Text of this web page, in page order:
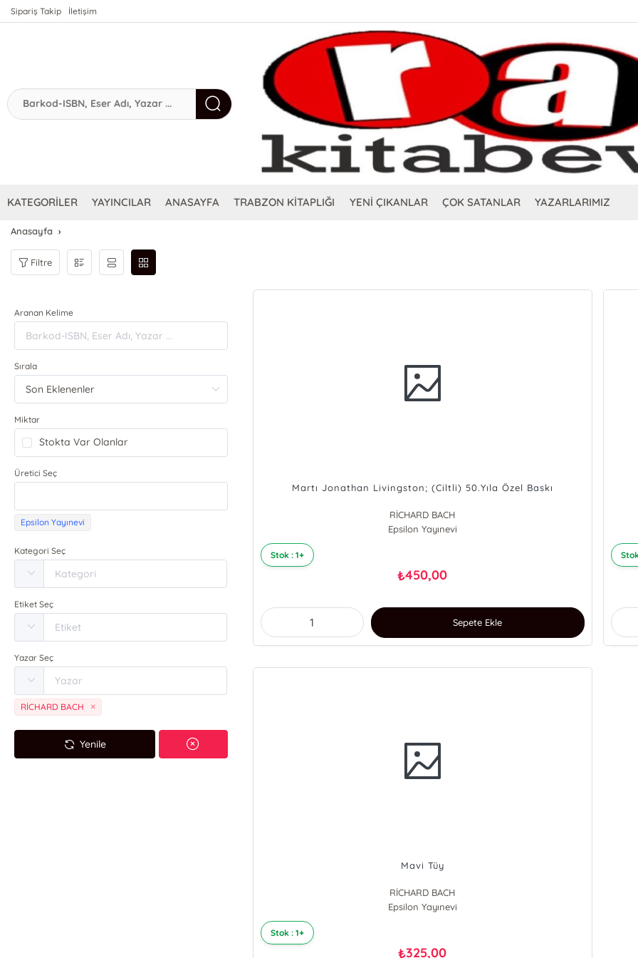
Sipariş Takip İletişim
KATEGORİLER YAYINCILAR ANASAYFA TRABZON KİTAPLIĞI YENİ ÇIKANLAR ÇOK SATANLAR YAZARLARIMIZ
Anasayfa
Filtre
Aranan Kelime
Sırala
Miktar
Stokta Var Olanlar
Üretici Seç
Epsilon Yayınevi
Kategori Seç
Etiket Seç
Yazar Seç
RİCHARD BACH
Yenile
Martı Jonathan Livingston; (Ciltli) 50.Yıla Özel Baskı
RİCHARD BACH
Epsilon Yayınevi
Stok : 1+
₺450,00
Sepete Ekle
Mavi Tüy
RİCHARD BACH
Epsilon Yayınevi
Stok : 1+
₺325,00